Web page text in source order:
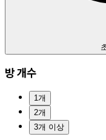
방 개수
1개
2개
3개 이상